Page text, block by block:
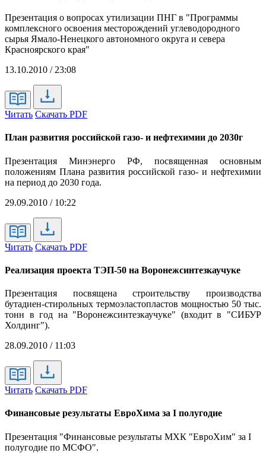
Презентация о вопросах утилизации ПНГ в "Программы
комплексного освоения месторождений углеводородного
сырья Ямало-Ненецкого автономного округа и севера
Красноярского края"
13.10.2010 / 23:08
Читать Скачать PDF
План развития российской газо- и нефтехимии до 2030г
Презентация Минэнерго РФ, посвященная основным
положениям Плана развития российской газо- и нефтехимии
на период до 2030 года.
29.09.2010 / 10:22
Читать Скачать PDF
Реализация проекта ТЭП-50 на Воронежсинтезкаучуке
Презентация посвящена строительству производства
бутадиен-стирольных термоэластопластов мощностью 50 тыс.
тонн в год на "Воронежсинтезкаучуке" (входит в "СИБУР
Холдинг").
28.09.2010 / 11:03
Читать Скачать PDF
Финансовые результаты ЕвроХима за I полугодие
Презентация "Финансовые результаты МХК "ЕвроХим" за I
полугодие по МСФО".